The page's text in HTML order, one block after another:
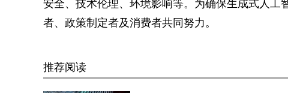
安全、技术伦理、环境影响等。为确保生成式人
者、政策制定者及消费者共同努力。
推荐阅读